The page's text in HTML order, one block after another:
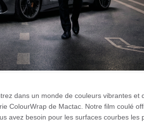
dans un monde de couleurs vibrantes et
ColourWrap de Mactac. Notre film coulé
avez besoin pour les surfaces courbes les